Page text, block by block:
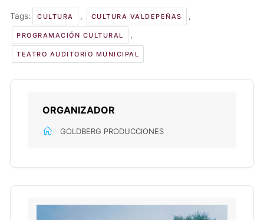
Tags: CULTURA , CULTURA VALDEPEÑAS ,
PROGRAMACIÓN CULTURAL ,
TEATRO AUDITORIO MUNICIPAL
ORGANIZADOR
GOLDBERG PRODUCCIONES